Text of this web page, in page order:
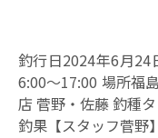
釣行日2024年6月
6:00〜17:00 場所福
店 菅野・佐藤 釣種
釣果【スタッフ菅野